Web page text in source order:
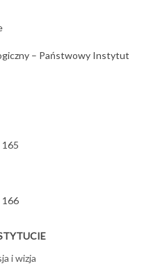
– Państwowy Instytut
166
i wizja